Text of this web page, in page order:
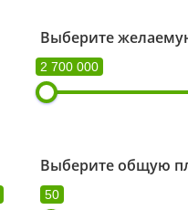
Выберите
2 700 000
Выберите общую
50